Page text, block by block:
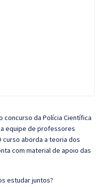
concurso da Polícia Científica
equipe de professores
aborda a teoria dos
com material de apoio das
estudar juntos?